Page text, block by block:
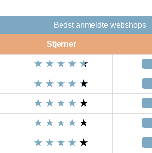
Bedst anmeldte webshops
Stjerner